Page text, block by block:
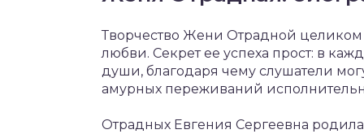
Творчество Жени Отрадной
любви. Секрет ее успеха прост: в
души, благодаря чему слушатели
амурных переживаний
Отрадных Евгения Сергеевна